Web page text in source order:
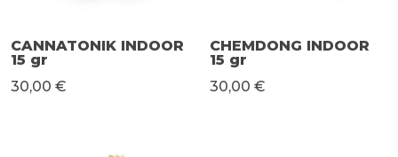
CANNATONIK INDOOR
15 gr
30,00 €
CHEMDONG INDOOR
15 gr
30,00 €